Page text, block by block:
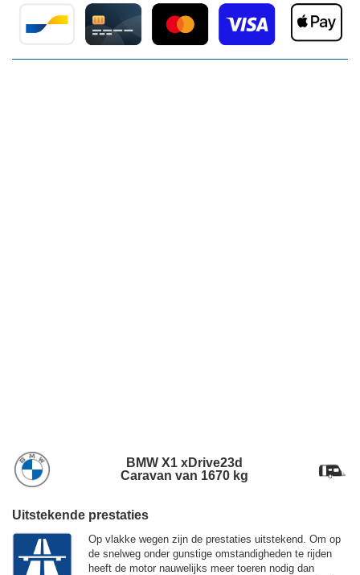
BMW X1 xDrive23d
Caravan van 1670 kg
Uitstekende prestaties
Op vlakke wegen zijn de prestaties uitstekend. Om op
de snelweg onder gunstige omstandigheden te rijden
heeft de motor nauwelijks meer toeren nodig dan